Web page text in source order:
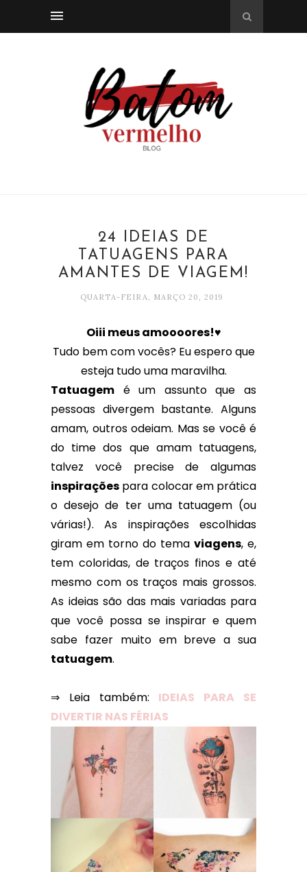
24 IDEIAS DE
TATUAGENS PARA
AMANTES DE VIAGEM!
QUARTA-FEIRA, MARÇO 20, 2019
Oiii meus amoooores!♥
Tudo bem com vocês? Eu espero que
esteja tudo uma maravilha.
Tatuagem é um assunto que as
pessoas divergem bastante. Alguns
amam, outros odeiam. Mas se você é
do time dos que amam tatuagens,
talvez você precise de algumas
inspirações para colocar em prática
o desejo de ter uma tatuagem (ou
várias!). As inspirações escolhidas
giram em torno do tema viagens, e,
tem coloridas, de traços finos e até
mesmo com os traços mais grossos.
As ideias são das mais variadas para
que você possa se inspirar e quem
sabe fazer muito em breve a sua
tatuagem.
⇒ Leia também: IDEIAS PARA SE
DIVERTIR NAS FÉRIAS